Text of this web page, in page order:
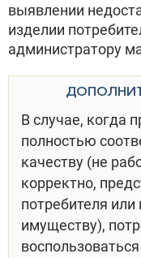
выявлении
изделии
администратору
В случае, когда
полностью
качеству (не
корректно,
потребителя
имуществу),